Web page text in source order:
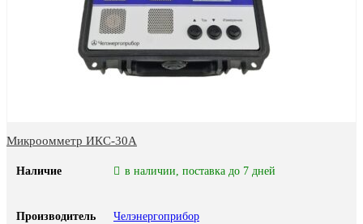
Микроомметр ИКС-30А
Наличие в наличии, поставка до 7 дней
Производитель Челэнергоприбор